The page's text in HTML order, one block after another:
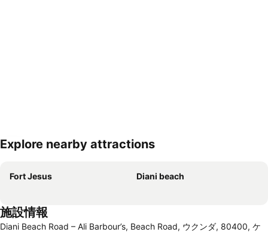
地図を拡大
Explore nearby attractions
Fort Jesus Diani beach
施設情報
Diani Beach Road – Ali Barbour’s, Beach Road, ウクンダ, 80400, ケ